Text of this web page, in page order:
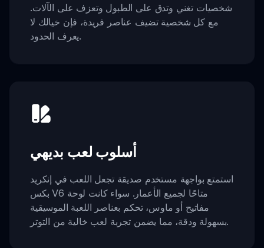
شخصيات تغني وتدق على الطبول وتعزف على الآلات.
مع كل شخصية تضيف عناصر فريدة، فإن خيالك لا
يعرف الحدود.
أسلوب لعب بديهي
استمتع بواجهة مستخدم صديقة تجعل اللعب في إنكريد
بكس V6 متاحًا لجميع الأعمار. سواء كانت لوحة
مفاتيح أو ماوس، تحكم بعناصر اللعبة الموسيقية
بسهولة ودقة، مما يضمن تجربة لعب خالية من التوتر.